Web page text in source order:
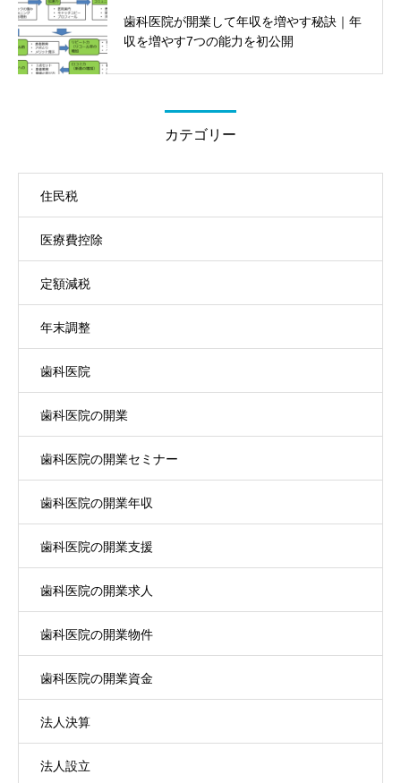
歯科医院が開業して年収を増やす秘訣｜年
収を増やす7つの能力を初公開
カテゴリー
住民税
医療費控除
定額減税
年末調整
歯科医院
歯科医院の開業
歯科医院の開業セミナー
歯科医院の開業年収
歯科医院の開業支援
歯科医院の開業求人
歯科医院の開業物件
歯科医院の開業資金
法人決算
法人設立